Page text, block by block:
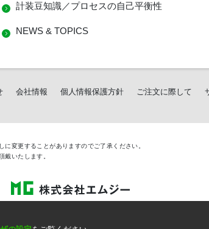
計装豆知識／プロセスの自己平衡性
NEWS & TOPICS
会社情報 個人情報保護方針 ご注文に際して
変更することがありますのでご了承ください。
戴いたします。